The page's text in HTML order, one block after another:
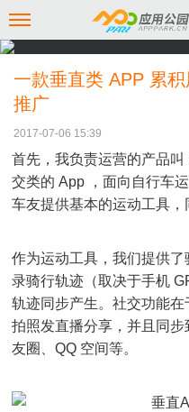
一款垂直类 APP 累
推广
2017-07-06 15:39
首先，我负责运营的产品
交类的 App ，面向自行车
车友提供基本的运动工具，
作为运动工具，我们提供
录骑行轨迹（取决于手机
轨迹同步产生。社交功能
拍照发直播分享，并且同
友圈、QQ 空间等。